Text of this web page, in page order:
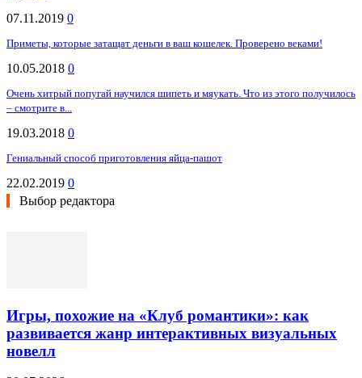
07.11.2019 0
Приметы, которые затащат деньги в ваш кошелек. Проверено веками!
10.05.2018 0
Очень хитрый попугай научился шипеть и мяукать. Что из этого получилось
– смотрите в...
19.03.2018 0
Гениальный способ приготовления яйца-пашот
22.02.2019 0
Выбор редактора
Игры, похожие на «Клуб романтики»: как
развивается жанр интерактивных визуальных
новелл